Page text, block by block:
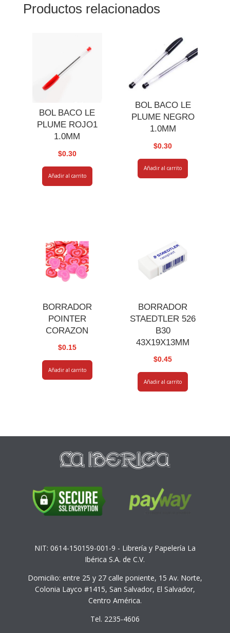
33X16X13MM
Productos relacionados
BOL BACO LE
PLUME ROJO1
1.0MM
$0.30
Añadir al carrito
BOL BACO LE
PLUME NEGRO
1.0MM
$0.30
Añadir al carrito
BORRADOR
POINTER
CORAZON
$0.15
Añadir al carrito
BORRADOR
STAEDTLER 526
B30
43X19X13MM
$0.45
Añadir al carrito
NIT: 0614-150159-001-9 - Librería y Papelería La
Ibérica S.A. de C.V.
Domicilio: entre 25 y 27 calle poniente, 15 Av. Norte,
Colonia Layco #1415, San Salvador, El Salvador,
Centro América.
Tel. 2235-4606